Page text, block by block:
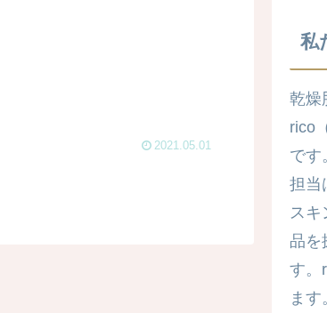
2021.05.01
私
乾燥
rico
です
担当
スキ
品を
す。
ます